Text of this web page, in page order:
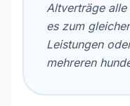
Altverträge
es zum
Leistungen
mehreren